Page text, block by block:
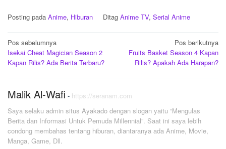
Posting pada Anime, Hiburan Ditag Anime TV, Serial Anime
Navigasi
pos
Pos sebelumnya
Isekai Cheat Magician Season 2
Kapan Rilis? Ada Berita Terbaru?
Pos berikutnya
Fruits Basket Season 4 Kapan
Rilis? Apakah Ada Harapan?
Malik Al-Wafi - https://seranam.com
Saya selaku admin situs Ayakado dengan slogan yaitu “Mengulas
Berita dan Informasi Untuk Pemuda Millennial”. Saat ini saya lebih
condong membahas tentang hiburan, diantaranya ada Anime, Movie,
Manga, Game, Dll.